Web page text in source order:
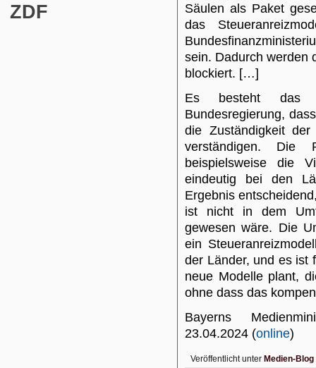
ZDF
Säulen als Paket
das
sein. Dadurch werden
blockiert. […]
Es besteht das
Bundesregierung,
die Zuständigkeit
verständigen. Die
beispielsweise die
eindeutig bei den
Ergebnis
ist nicht in dem
gewesen wäre. Die
ein
der Länder, und es ist
neue Modelle plant,
ohne dass das
Bayerns
23.04.2024 (online)
Veröffentlicht unter Medien-Blog